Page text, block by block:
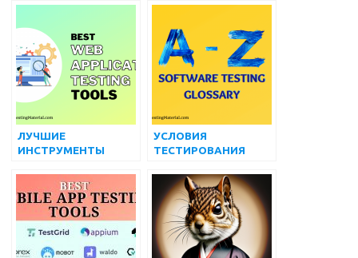
ПРОГРАММНОГО
ОБЕСПЕЧЕНИЯ
ИНТЕРВЬЮ ПО
SELENIUM
ЛУЧШИЕ
ИНСТРУМЕНТЫ
ПРИЛОЖЕНИЙ
(БЕСПЛАТНЫЕ И
ПЛАТНЫЕ) НА 2022
ГОД
УСЛОВИЯ
ТЕСТИРОВАНИЯ
ОБЕСПЕЧЕНИЯ,
КОТОРЫЕ ДОЛЖНЫ
ЗНАТЬ ВСЕ НОВЫЕ
ТЕСТЕРЫ
ПРОГРАММНОГО
ОБЕСПЕЧЕНИЯ